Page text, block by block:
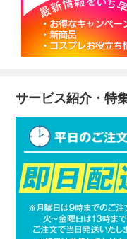
サービス紹介・特